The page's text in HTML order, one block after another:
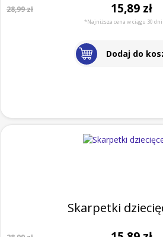
28,99 zł 15,89 zł
*Najniższa cena w ciągu 30 dni
Dodaj do
Skarpetki